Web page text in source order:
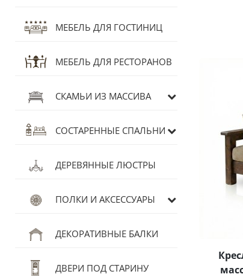
МЕБЕЛЬ ДЛЯ ГОСТИНИЦ
МЕБЕЛЬ ДЛЯ РЕСТОРАНОВ
СКАМЬИ ИЗ МАССИВА
СОСТАРЕННЫЕ СПАЛЬНИ
ДЕРЕВЯННЫЕ ЛЮСТРЫ
ПОЛКИ И АКСЕССУАРЫ
ДЕКОРАТИВНЫЕ БАЛКИ
ДВЕРИ ПОД СТАРИНУ